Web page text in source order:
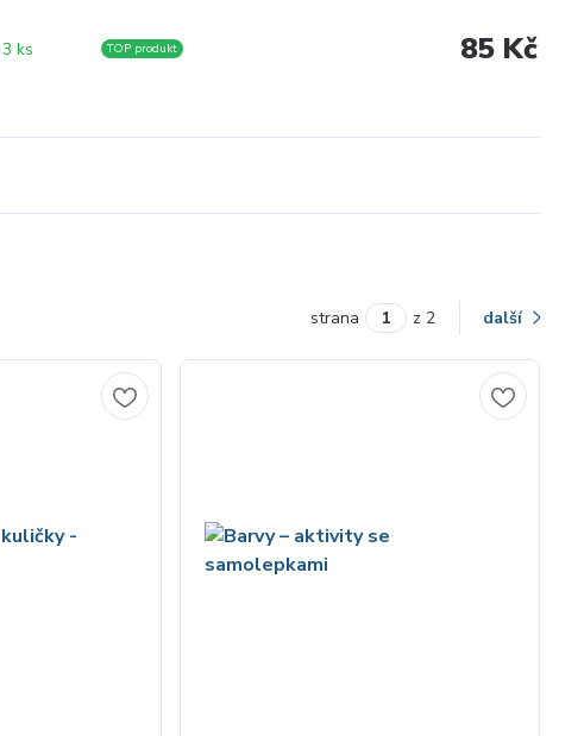
ks TOP produkt 85 Kč
strana z 2 další